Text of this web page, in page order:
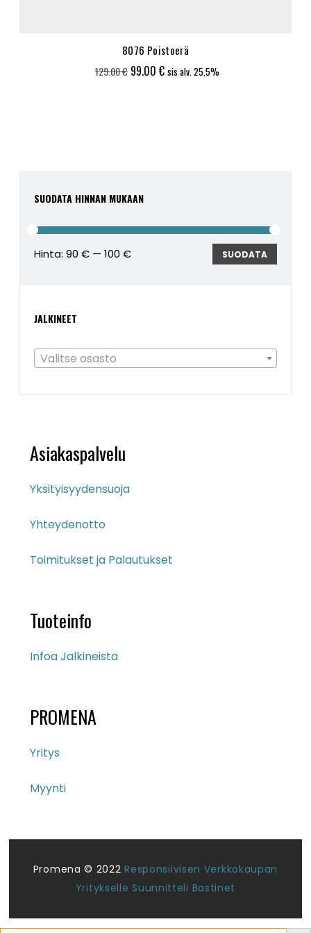
SUODATA HINNAN MUKAAN
SUODATA
Hinta:90 € —100 €
JALKINEET
Valitse osasto
8076 Poistoerä
129.00€ Alkuperäinen
99.00 €Nykyinen
sis alv. 25,5%
Asiakaspalvelu
Yksityisyydensuoja
Yhteydenotto
Toimitukset ja Palautukset
Tuoteinfo
Infoa Jalkineista
PROMENA
Yritys
Myynti
Promena © 2022Responsiivisen Verkkokaupan
Yritykselle Suunnitteli Bastinet
Search